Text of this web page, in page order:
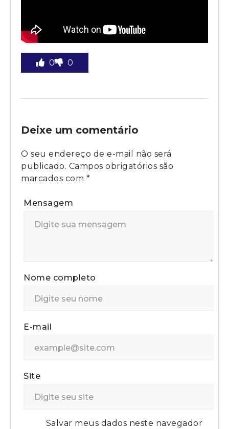
0 0
Deixe um comentário
O seu endereço de e-mail não será
publicado. Campos obrigatórios são
marcados com *
Mensagem
Nome completo
E-mail
Site
Salvar meus dados neste navegador